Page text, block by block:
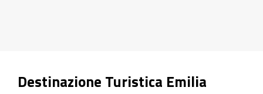
Destinazione Turistica Emilia